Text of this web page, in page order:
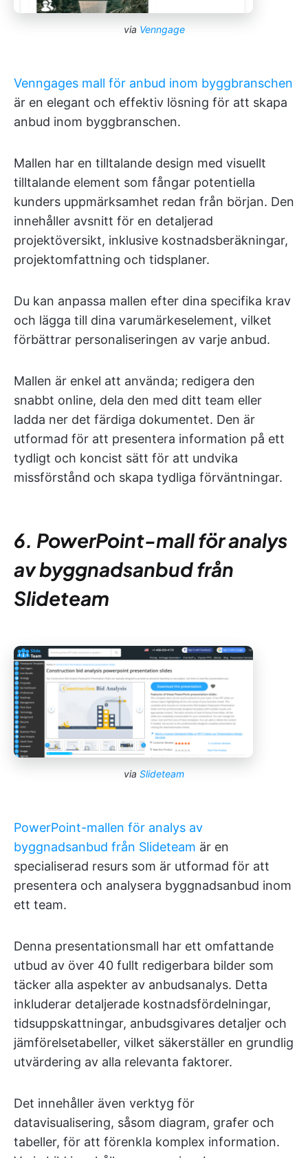
via Venngage
Venngages mall för anbud inom byggbranschen
är en elegant och effektiv lösning för att skapa
anbud inom byggbranschen.
Mallen har en tilltalande design med visuellt
tilltalande element som fångar potentiella
kunders uppmärksamhet redan från början. Den
innehåller avsnitt för en detaljerad
projektöversikt, inklusive kostnadsberäkningar,
projektomfattning och tidsplaner.
Du kan anpassa mallen efter dina specifika krav
och lägga till dina varumärkeselement, vilket
förbättrar personaliseringen av varje anbud.
Mallen är enkel att använda; redigera den
snabbt online, dela den med ditt team eller
ladda ner det färdiga dokumentet. Den är
utformad för att presentera information på ett
tydligt och koncist sätt för att undvika
missförstånd och skapa tydliga förväntningar.
6. PowerPoint-mall för analys
av byggnadsanbud från
Slideteam
via Slideteam
PowerPoint-mallen för analys av
byggnadsanbud från Slideteam är en
specialiserad resurs som är utformad för att
presentera och analysera byggnadsanbud inom
ett team.
Denna presentationsmall har ett omfattande
utbud av över 40 fullt redigerbara bilder som
täcker alla aspekter av anbudsanalys. Detta
inkluderar detaljerade kostnadsfördelningar,
tidsuppskattningar, anbudsgivares detaljer och
jämförelsetabeller, vilket säkerställer en grundlig
utvärdering av alla relevanta faktorer.
Det innehåller även verktyg för
datavisualisering, såsom diagram, grafer och
tabeller, för att förenkla komplex information.